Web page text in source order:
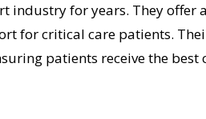
industry for years. They offer
for critical care patients.
patients receive the best